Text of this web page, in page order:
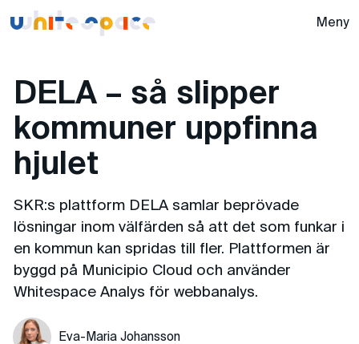
Whitespace - Meny
DELA – så slipper
kommuner uppfinna
hjulet
SKR:s plattform DELA samlar beprövade
lösningar inom välfärden så att det som funkar i
en kommun kan spridas till fler. Plattformen är
byggd på Municipio Cloud och använder
Whitespace Analys för webbanalys.
Eva-Maria Johansson